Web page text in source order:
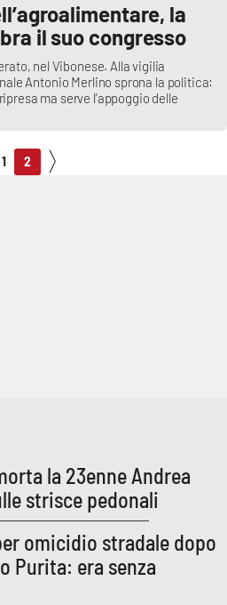
la
il suo congresso
nel Vibonese. Alla vigilia
Antonio Merlino sprona la politica:
ma serve l’appoggio delle
1 2
la 23enne Andrea
strisce pedonali
omicidio stradale dopo
Purita: era senza